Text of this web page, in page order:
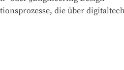
die über